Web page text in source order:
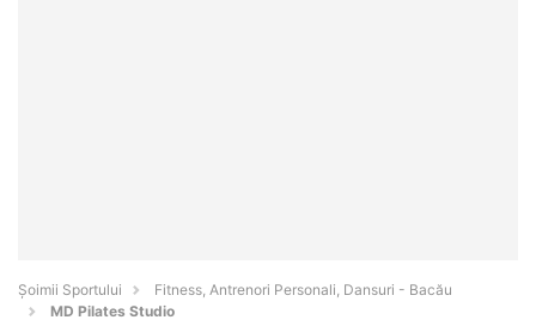
Șoimii Sportului
Fitness, Antrenori Personali, Dansuri - Bacău
MD Pilates Studio